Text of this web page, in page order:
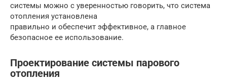
системы можно с уверенностью говорить, что система
отопления установлена
правильно и обеспечит эффективное, а главное
безопасное ее использование.
Проектирование системы парового
отопления